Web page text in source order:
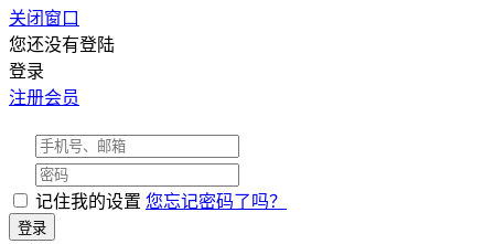
关闭窗口
您还没有登陆
登录
注册会员
记住我的设置 您忘记密码了吗？